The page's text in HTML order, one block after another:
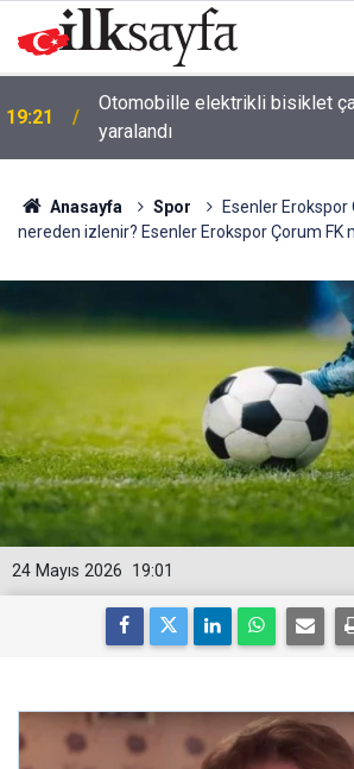
19:21
Otomobille elektrikli bisiklet
yaralandı
Anasayfa Spor
Esenler Erokspor
nereden izlenir? Esenler Erokspor Çorum FK
19:01
24 Mayıs 2026